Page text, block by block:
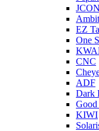
EZ
One
CNC
ADF
Dark
KIWI